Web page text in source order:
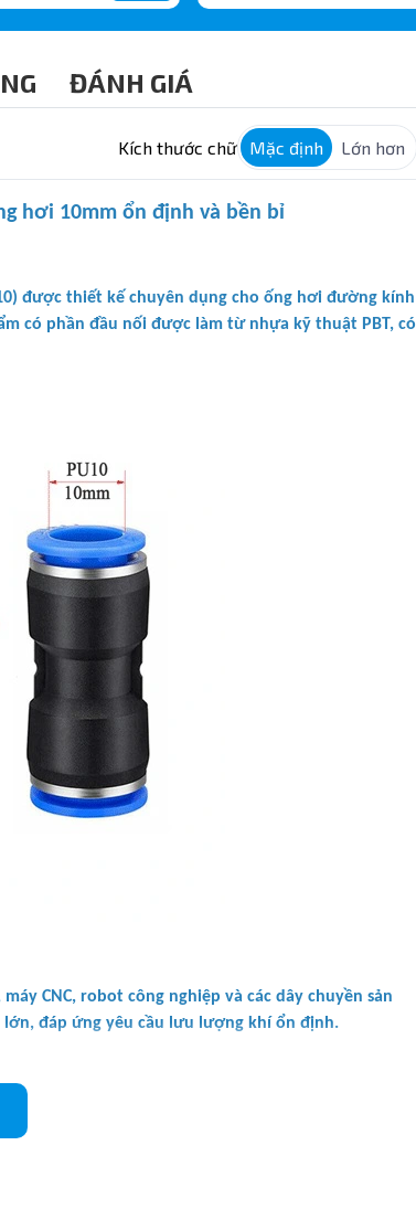
ĐÁNH GIÁ
Kích thước chữ Mặc định Lớn hơn
hơi 10mm ổn định và bền bỉ
được thiết kế chuyên dụng cho ống hơi đường kính
có phần đầu nối được làm từ nhựa kỹ thuật PBT, có
CNC, robot công nghiệp và các dây chuyền sản
đáp ứng yêu cầu lưu lượng khí ổn định.